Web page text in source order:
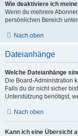
Wie deaktiviere ich
Wenn du mehrere
persönlichen Bereich
Nach oben
Dateianhänge
Welche Dateianhänge
Die Board-Administration
Falls du dir nicht sicher
Unterstützung benötigst,
Nach oben
Kann ich eine Übersicht